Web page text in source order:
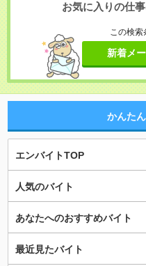
お気に入りの仕
この検索
新着メ
かんた
エンバイトTOP
人気のバイト
あなたへのおすすめバイト
最近見たバイト